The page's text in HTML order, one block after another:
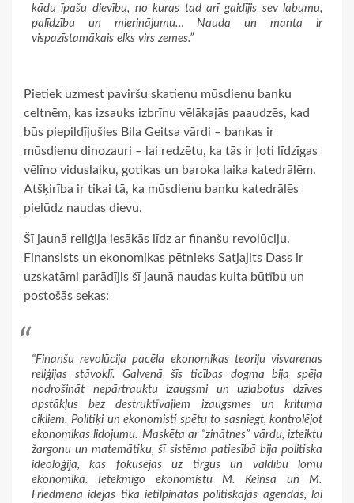
kādu īpašu dievību, no kuras tad arī gaidījis sev labumu,
palīdzību un mierinājumu… Nauda un manta ir
vispazīstamākais elks virs zemes.”
Pietiek uzmest paviršu skatienu mūsdienu banku
celtnēm, kas izsauks izbrīnu vēlākajās paaudzēs, kad
būs piepildījušies Bila Geitsa vārdi – bankas ir
mūsdienu dinozauri – lai redzētu, ka tās ir ļoti līdzīgas
vēlīno viduslaiku, gotikas un baroka laika katedrālēm.
Atšķirība ir tikai tā, ka mūsdienu banku katedrālēs
pielūdz naudas dievu.
Šī jaunā reliģija iesākās līdz ar finanšu revolūciju.
Finansists un ekonomikas pētnieks Satjajits Dass ir
uzskatāmi parādījis šī jaunā naudas kulta būtību un
postošās sekas:
“Finanšu revolūcija pacēla ekonomikas teoriju visvarenas
reliģijas stāvoklī. Galvenā šīs ticības dogma bija spēja
nodrošināt nepārtrauktu izaugsmi un uzlabotus dzīves
apstākļus bez destruktīvajiem izaugsmes un krituma
cikliem. Politiķi un ekonomisti spētu to sasniegt, kontrolējot
ekonomikas lidojumu. Maskēta ar “zinātnes” vārdu, izteiktu
žargonu un matemātiku, šī sistēma patiesībā bija politiska
ideoloģija, kas fokusējas uz tirgus un valdību lomu
ekonomikā. Ietekmīgo ekonomistu M. Keinsa un M.
Friedmena idejas tika ietilpinātas politiskajās agendās, lai